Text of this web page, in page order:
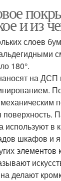
и из
слоев
180°.
на
механическим
в
шкафов и
делают